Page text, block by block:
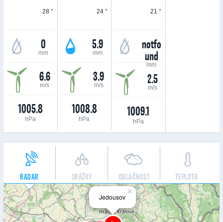
28 °
0
mm
6.6
m/s
1005.8
hPa
24 °
5.9
mm
3.9
m/s
1008.8
hPa
21 °
notfo
und
mm
2.5
m/s
1009.1
hPa
RADAR SRÁŽKY OBLAČNOST TEPLOTA
×
Jedousov